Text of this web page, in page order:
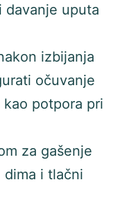
davanje uputa
izbijanja
očuvanje
potpora pri
za gašenje
dima i tlačni